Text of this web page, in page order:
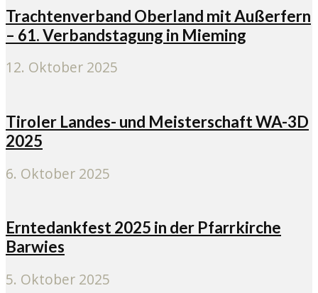
Trachtenverband Oberland mit Außerfern
– 61. Verbandstagung in Mieming
12. Oktober 2025
Tiroler Landes- und Meisterschaft WA-3D
2025
6. Oktober 2025
Erntedankfest 2025 in der Pfarrkirche
Barwies
5. Oktober 2025